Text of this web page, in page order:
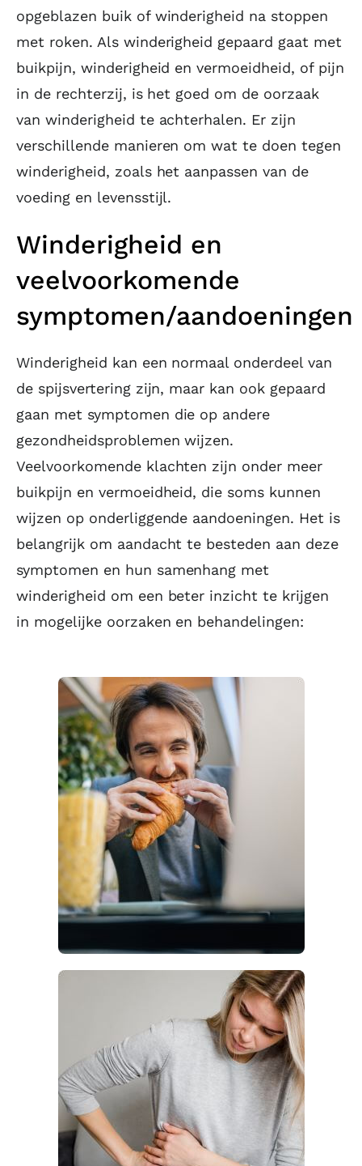
opgeblazen buik of winderigheid na stoppen
met roken. Als winderigheid gepaard gaat met
buikpijn, winderigheid en vermoeidheid, of pijn
in de rechterzij, is het goed om de oorzaak
van winderigheid te achterhalen. Er zijn
verschillende manieren om wat te doen tegen
winderigheid, zoals het aanpassen van de
voeding en levensstijl.
Winderigheid en
veelvoorkomende
symptomen/aandoeningen
Winderigheid kan een normaal onderdeel van
de spijsvertering zijn, maar kan ook gepaard
gaan met symptomen die op andere
gezondheidsproblemen wijzen.
Veelvoorkomende klachten zijn onder meer
buikpijn en vermoeidheid, die soms kunnen
wijzen op onderliggende aandoeningen. Het is
belangrijk om aandacht te besteden aan deze
symptomen en hun samenhang met
winderigheid om een beter inzicht te krijgen
in mogelijke oorzaken en behandelingen: